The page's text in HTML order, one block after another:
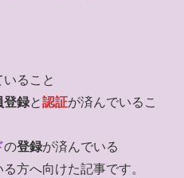
ること
登録と認証が済んでいるこ
の登録が済んでいる
方へ向けた記事です。